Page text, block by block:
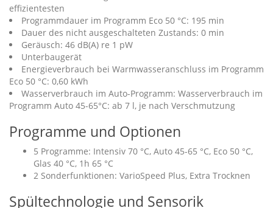
effizientesten
Programmdauer im Programm Eco 50 °C: 195 min
Dauer des nicht ausgeschalteten Zustands: 0 min
Geräusch: 46 dB(A) re 1 pW
Unterbaugerät
Energieverbrauch bei Warmwasseranschluss im Programm
Eco 50 °C: 0,60 kWh
Wasserverbrauch im Auto-Programm: Wasserverbrauch im
Programm Auto 45-65°C: ab 7 l, je nach Verschmutzung
Programme und Optionen
5 Programme: Intensiv 70 °C, Auto 45-65 °C, Eco 50 °C,
Glas 40 °C, 1h 65 °C
2 Sonderfunktionen: VarioSpeed Plus, Extra Trocknen
Spültechnologie und Sensorik